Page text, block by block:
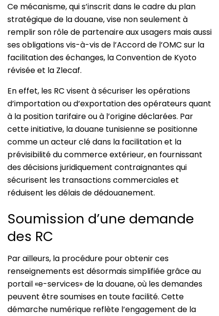
Ce mécanisme, qui s’inscrit dans le cadre du plan
stratégique de la douane, vise non seulement à
remplir son rôle de partenaire aux usagers mais aussi
ses obligations vis-à-vis de l’Accord de l’OMC sur la
facilitation des échanges, la Convention de Kyoto
révisée et la Zlecaf.
En effet, les RC visent à sécuriser les opérations
d’importation ou d’exportation des opérateurs quant
à la position tarifaire ou à l’origine déclarées. Par
cette initiative, la douane tunisienne se positionne
comme un acteur clé dans la facilitation et la
prévisibilité du commerce extérieur, en fournissant
des décisions juridiquement contraignantes qui
sécurisent les transactions commerciales et
réduisent les délais de dédouanement.
Soumission d’une demande
des RC
Par ailleurs, la procédure pour obtenir ces
renseignements est désormais simplifiée grâce au
portail «e-services» de la douane, où les demandes
peuvent être soumises en toute facilité. Cette
démarche numérique reflète l’engagement de la